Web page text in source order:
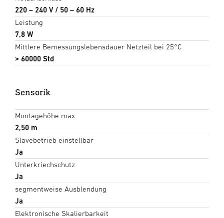
220 – 240 V / 50 – 60 Hz
Leistung
7,8 W
Mittlere Bemessungslebensdauer Netzteil bei 25°C
> 60000 Std
Sensorik
Montagehöhe max
2,50 m
Slavebetrieb einstellbar
Ja
Unterkriechschutz
Ja
segmentweise Ausblendung
Ja
Elektronische Skalierbarkeit